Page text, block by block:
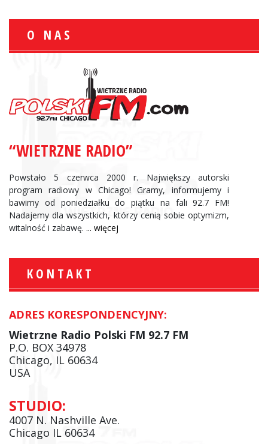
O NAS
“WIETRZNE RADIO”
Powstało 5 czerwca 2000 r. Największy autorski
program radiowy w Chicago! Gramy, informujemy i
bawimy od poniedziałku do piątku na fali 92.7 FM!
Nadajemy dla wszystkich, którzy cenią sobie optymizm,
witalność i zabawę. ... więcej
KONTAKT
ADRES KORESPONDENCYJNY:
Wietrzne Radio Polski FM 92.7 FM
P.O. BOX 34978
Chicago, IL 60634
USA
STUDIO:
4007 N. Nashville Ave.
Chicago IL 60634